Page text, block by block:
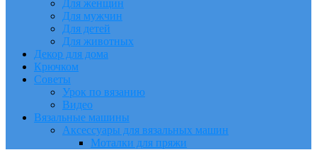
Для женщин
Для мужчин
Для детей
Для животных
Декор для дома
Крючком
Советы
Урок по вязанию
Видео
Вязальные машины
Аксессуары для вязальных машин
Моталки для пряжи